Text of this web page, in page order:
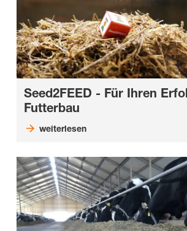
Seed2FEED - Für Ihren
Futterbau
weiterlesen